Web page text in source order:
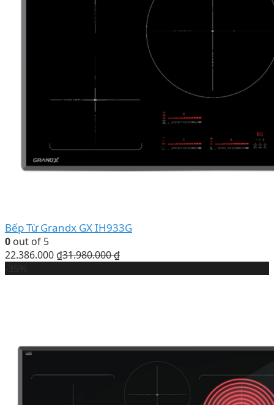
Bếp Từ Grandx GX IH933G
0 out of 5
22.386.000 ₫31.980.000₫